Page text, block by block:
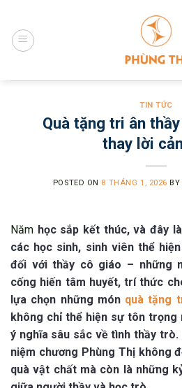
content
TIN TỨC
Quà tặng tri ân
thay lời
POSTED ON 8 THÁNG 1, 2026 BY
Năm học sắp kết thúc, và đây
các học sinh, sinh viên thể
đối với thầy cô giáo – những
cống hiến tâm huyết, trí thức
lựa chọn những món quà tặng
không chỉ thể hiện sự tôn trọng
ý nghĩa sâu sắc về tình thầy trò.
niệm chương Phùng Thị không
quà vật chất mà còn là những